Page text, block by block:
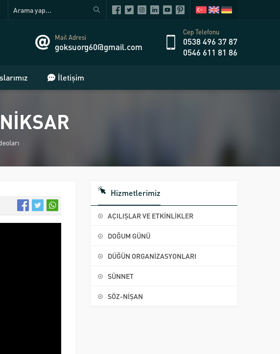
Mail Adresi
goksuorg60@gmail.com
Cep Telefonu
0538 496 37 87
0546 611 81 86
İletişim
Hizmetlerimiz
AÇILIŞLAR VE ETKİNLİKLER
DOĞUM GÜNÜ
DÜĞÜN ORGANİZASYONLARI
SÜNNET
SÖZ-NİŞAN